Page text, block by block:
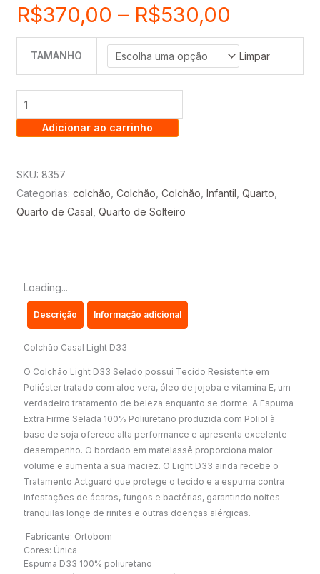
R$370,00 – R$530,00
de
TAMANHO Limpar
COLCHÃO
LIGHT
D33
SELADO
Adicionar ao carrinho
SKU: 8357
Categorias: colchão Colchão Colchão Infantil Quarto
Quarto de Casal Quarto de Solteiro
Loading...
Descrição Informação adicional
Colchão Casal Light D33
O Colchão Light D33 Selado possui Tecido Resistente em
Poliéster tratado com aloe vera, óleo de jojoba e vitamina E, um
verdadeiro tratamento de beleza enquanto se dorme. A Espuma
Extra Firme Selada 100% Poliuretano produzida com Poliol à
base de soja oferece alta performance e apresenta excelente
desempenho. O bordado em matelassê proporciona maior
volume e aumenta a sua maciez. O Light D33 ainda recebe o
Tratamento Actguard que protege o tecido e a espuma contra
infestações de ácaros, fungos e bactérias, garantindo noites
tranquilas longe de rinites e outras doenças alérgicas.
Fabricante: Ortobom
Cores: Única
Espuma D33 100% poliuretano